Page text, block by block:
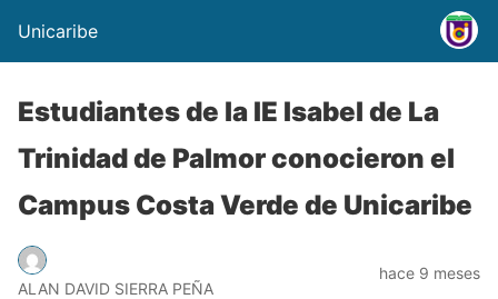
Unicaribe
Estudiantes de la IE Isabel de La
Trinidad de Palmor conocieron el
Campus Costa Verde de Unicaribe
ALAN DAVID SIERRA PEÑA
hace 9 meses